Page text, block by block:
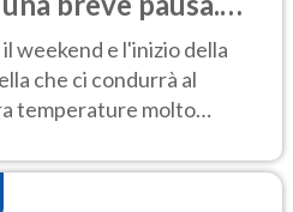
weekend e l'inizio della
che ci condurrà al
temperature molto